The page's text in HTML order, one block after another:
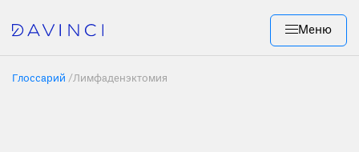
Меню
Глоссарий /Лимфаденэктомия